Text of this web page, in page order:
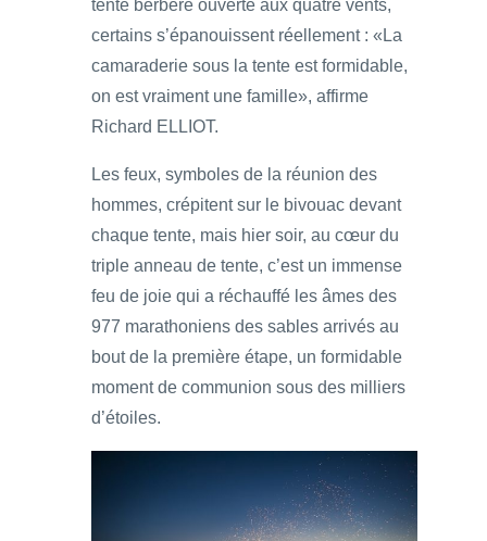
tente berbère ouverte aux quatre vents,
certains s’épanouissent réellement : «La
camaraderie sous la tente est formidable,
on est vraiment une famille», affirme
Richard ELLIOT.
Les feux, symboles de la réunion des
hommes, crépitent sur le bivouac devant
chaque tente, mais hier soir, au cœur du
triple anneau de tente, c’est un immense
feu de joie qui a réchauffé les âmes des
977 marathoniens des sables arrivés au
bout de la première étape, un formidable
moment de communion sous des milliers
d’étoiles.